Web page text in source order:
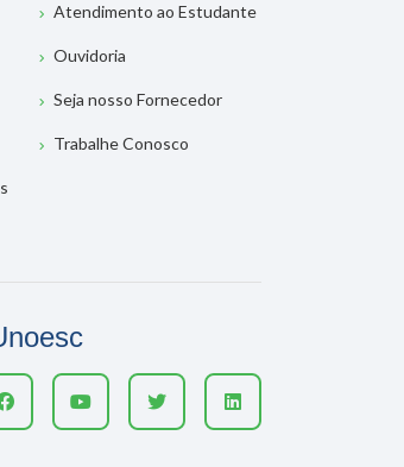
Atendimento ao Estudante
Ouvidoria
Seja nosso Fornecedor
Trabalhe Conosco